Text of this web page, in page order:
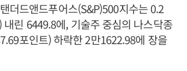
더드앤드푸어스(S&P)500지수는 0.2
린 6449.8에, 기술주 중심의 나스닥종
포인트) 하락한 2만1622.98에 장을